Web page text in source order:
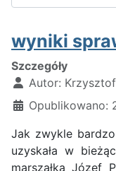
wyniki
Szczegóły
Autor:
Opublikowano:
Jak zwykle
uzyskała w
marszałka Józef